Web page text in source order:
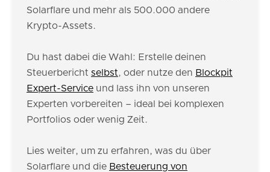
Solarflare und mehr als 500.000 andere
Krypto-Assets.
Du hast dabei die Wahl: Erstelle deinen
Steuerbericht selbst, oder nutze den Blockpit
Expert-Service und lass ihn von unseren
Experten vorbereiten – ideal bei komplexen
Portfolios oder wenig Zeit.
Lies weiter, um zu erfahren, was du über
Solarflare und die Besteuerung von